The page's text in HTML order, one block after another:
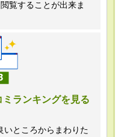
クスト個人情
土日祝日除
いたします）
覧することが出来ま
ランキングを見る
いところからまわりた